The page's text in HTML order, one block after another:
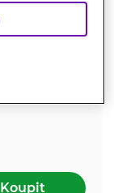
Koupit